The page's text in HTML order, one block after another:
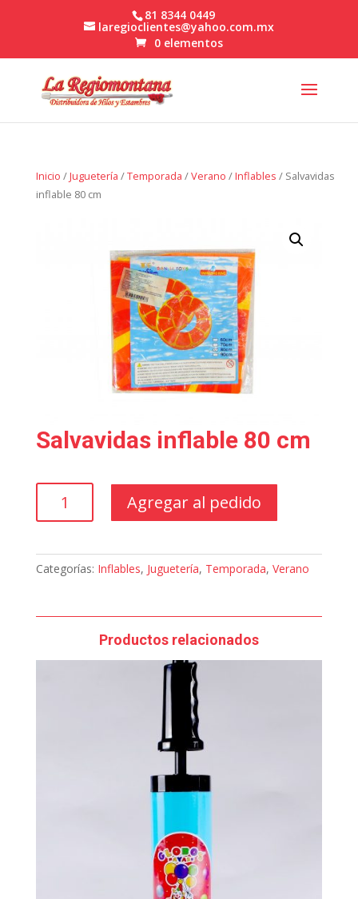
81 8344 0449
laregioclientes@yahoo.com.mx
0 elementos
Inicio /Juguetería /Temporada /Verano /Inflables / Salvavidas
inflable 80 cm
Salvavidas inflable 80 cm
inflable
cantidad
Agregar al pedido
Categorías: Inflables, Juguetería, Temporada, Verano
Productos relacionados